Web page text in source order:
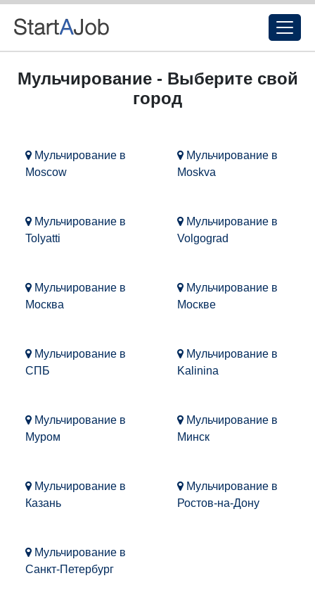
Мульчирование - Выберите свой
город
Мульчирование в
Moscow
Мульчирование в
Moskva
Мульчирование в
Tolyatti
Мульчирование в
Volgograd
Мульчирование в
Москва
Мульчирование в
Москве
Мульчирование в
СПБ
Мульчирование в
Kalinina
Мульчирование в
Муром
Мульчирование в
Минск
Мульчирование в
Казань
Мульчирование в
Ростов-на-Дону
Мульчирование в
Санкт-Петербург